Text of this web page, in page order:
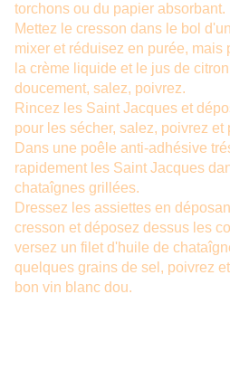
torchons ou du papier absorbant.
Mettez le cresson dans le bol
mixer et réduisez en purée,
la crème liquide et le jus de
doucement, salez, poivrez.
Rincez les Saint Jacques et
pour les sécher, salez, poivrez
Dans une poêle anti-adhésive
rapidement les Saint Jacques
chataîgnes grillées.
Dressez les assiettes en
cresson et déposez dessus les
versez un filet d'huile de
quelques grains de sel, poivrez
bon vin blanc dou.